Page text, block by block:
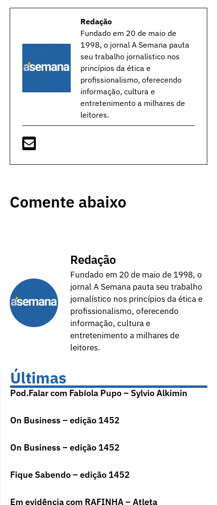
Redação
Fundado em 20 de maio de
1998, o jornal A Semana pauta
seu trabalho jornalístico nos
princípios da ética e
profissionalismo, oferecendo
informação, cultura e
entretenimento a milhares de
leitores.
Comente abaixo
Redação
Fundado em 20 de maio de 1998, o
jornal A Semana pauta seu trabalho
jornalístico nos princípios da ética e
profissionalismo, oferecendo
informação, cultura e
entretenimento a milhares de
leitores.
Últimas
Pod.Falar com Fabíola Pupo – Sylvio Alkimin
On Business – edição 1452
On Business – edição 1452
Fique Sabendo – edição 1452
Em evidência com RAFINHA – Atleta